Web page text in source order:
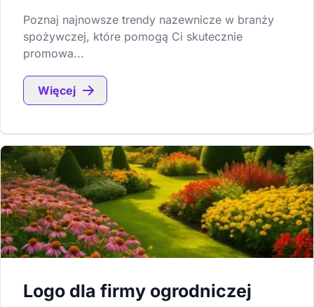
Poznaj najnowsze trendy nazewnicze w branży
spożywczej, które pomogą Ci skutecznie
promowa...
Więcej
Logo dla firmy ogrodniczej